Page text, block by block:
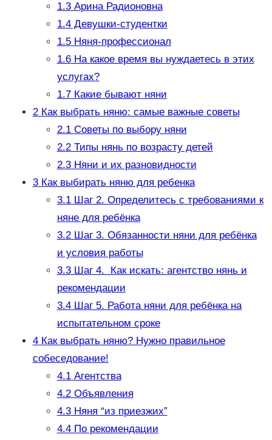
1.3Арина Радионовна
1.4Девушки-студентки
1.5Няня-профессионал
1.6На какое время вы нуждаетесь в этих
услугах?
1.7Какие бывают няни
2Как выбрать няню: самые важные советы
2.1Советы по выбору няни
2.2Типы нянь по возрасту детей
2.3Няни и их разновидности
3Как выбирать няню для ребенка
3.1Шаг 2. Определитесь с требованиями к
няне для ребёнка
3.2Шаг 3. Обязанности няни для ребёнка
и условия работы
3.3Шаг 4. Как искать: агентство нянь и
рекомендации
3.4Шаг 5. Работа няни для ребёнка на
испытательном сроке
4Как выбрать няню? Нужно правильное
собеседование!
4.1Агентства
4.2Объявления
4.3Няня “из приезжих”
4.4По рекомендации